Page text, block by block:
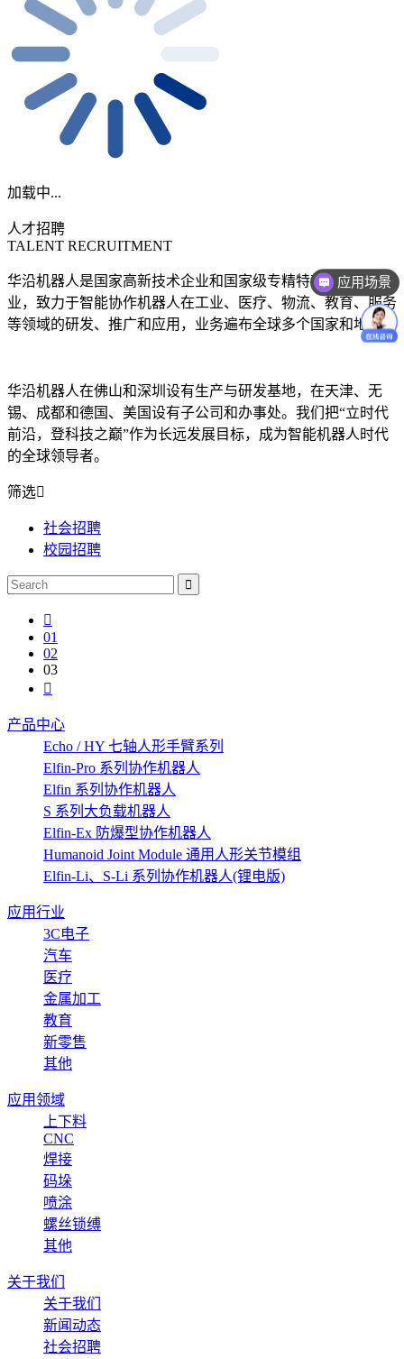
加载中...
人才招聘
TALENT RECRUITMENT
华沿机器人是国家高新技术企业和国家级专精特新小巨人企
业，致力于智能协作机器人在工业、医疗、物流、教育、服务
等领域的研发、推广和应用，业务遍布全球多个国家和地区。
华沿机器人在佛山和深圳设有生产与研发基地，在天津、无
锡、成都和德国、美国设有子公司和办事处。我们把“立时代
前沿，登科技之巅”作为长远发展目标，成为智能机器人时代
的全球领导者。
筛选
社会招聘
校园招聘
01
02
03
产品中心
Echo / HY 七轴人形手臂系列
Elfin-Pro 系列协作机器人
Elfin 系列协作机器人
S 系列大负载机器人
Elfin-Ex 防爆型协作机器人
Humanoid Joint Module 通用人形关节模组
Elfin-Li、S-Li 系列协作机器人(锂电版)
应用行业
3C电子
汽车
医疗
金属加工
教育
新零售
其他
应用领域
上下料
CNC
焊接
码垛
喷涂
螺丝锁缚
其他
关于我们
关于我们
新闻动态
社会招聘
应用场景